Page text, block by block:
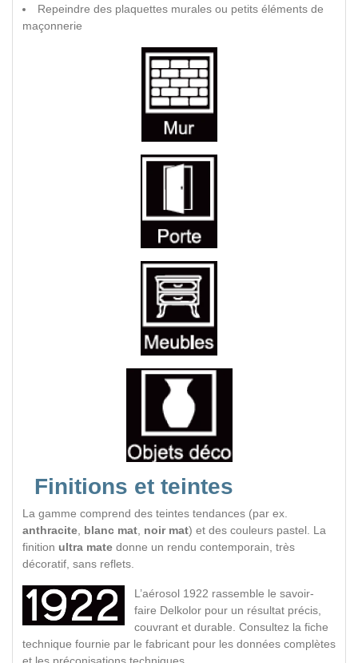
Repeindre des plaquettes murales ou petits éléments de
maçonnerie
Finitions et teintes
La gamme comprend des teintes tendances (par ex.
anthracite blanc mat noir mat) et des couleurs pastel. La
finition ultra mate donne un rendu contemporain, très
décoratif, sans reflets.
L’aérosol 1922 rassemble le savoir-
faire Delkolor pour un résultat précis,
couvrant et durable. Consultez la fiche
technique fournie par le fabricant pour les données complètes